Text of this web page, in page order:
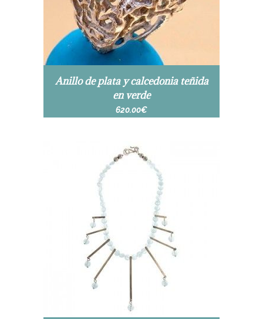
Anillo de plata y calcedonia teñida
en verde
620.00€